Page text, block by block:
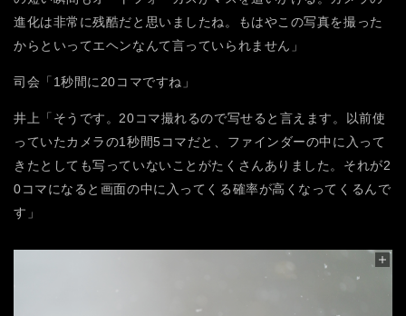
進化は非常に残酷だと思いましたね。もはやこの写真を撮った
からといってエヘンなんて言っていられません」
司会「1秒間に20コマですね」
井上「そうです。20コマ撮れるので写せると言えます。以前使
っていたカメラの1秒間5コマだと、ファインダーの中に入って
きたとしても写っていないことがたくさんありました。それが2
0コマになると画面の中に入ってくる確率が高くなってくるんで
す」